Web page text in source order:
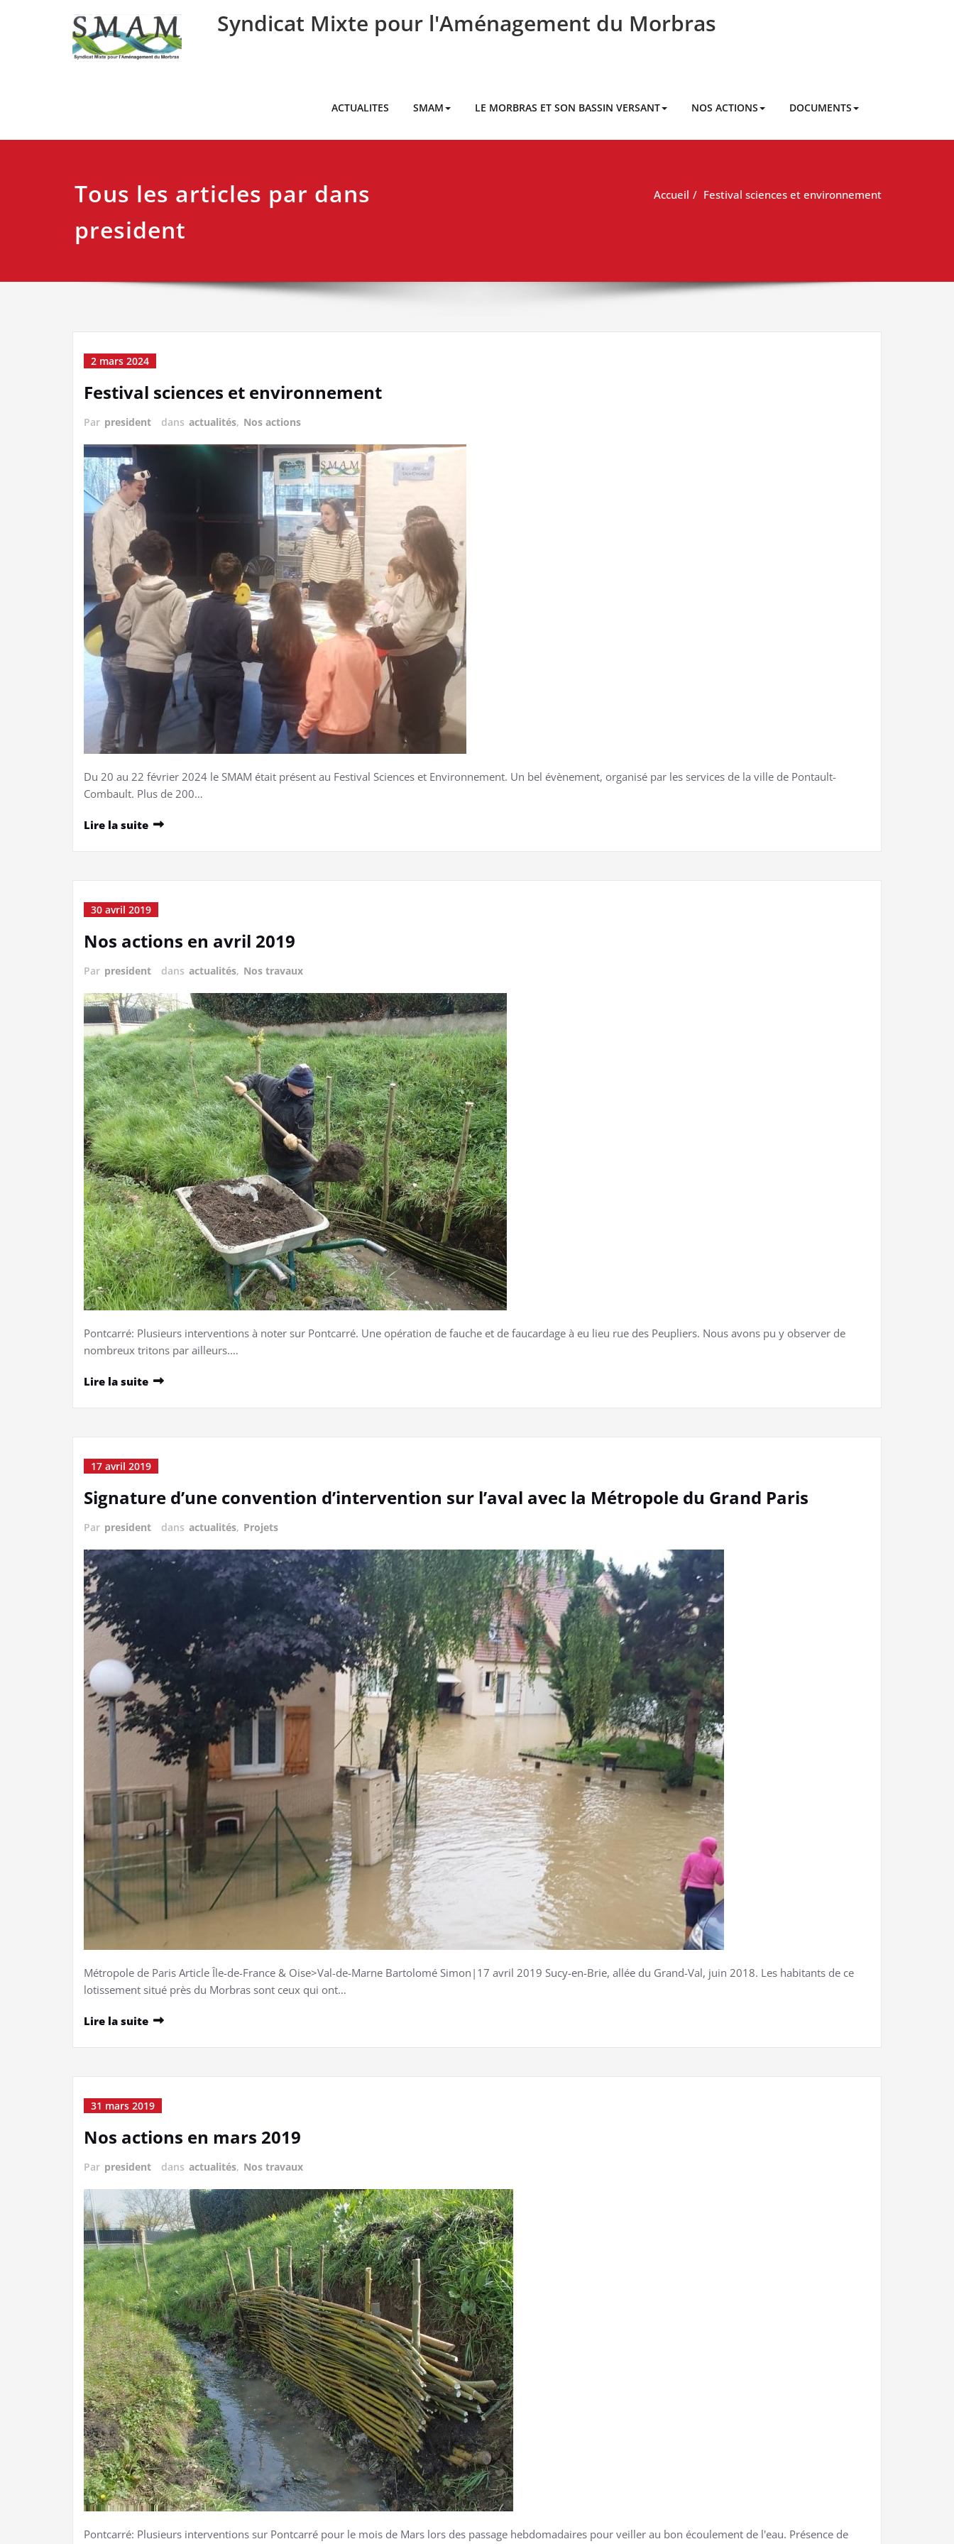
Syndicat Mixte pour l'Aménagement du Morbras
ACTUALITES SMAM LE MORBRAS ET SON BASSIN VERSANT NOS ACTIONS DOCUMENTS
Tous les articles par dans
president
Accueil Festival sciences et environnement
2 mars 2024
Festival sciences et environnement
Par president dans actualités, Nos actions
Du 20 au 22 février 2024 le SMAM était présent au Festival Sciences et Environnement. Un bel évènement, organisé par les services de la ville de Pontault-
Combault. Plus de 200…
Lire la suite
30 avril 2019
Nos actions en avril 2019
Par president dans actualités, Nos travaux
Pontcarré: Plusieurs interventions à noter sur Pontcarré. Une opération de fauche et de faucardage à eu lieu rue des Peupliers. Nous avons pu y observer de
nombreux tritons par ailleurs.…
Lire la suite
17 avril 2019
Signature d’une convention d’intervention sur l’aval avec la Métropole du Grand Paris
Par president dans actualités, Projets
Métropole de Paris Article Île-de-France & Oise>Val-de-Marne Bartolomé Simon|17 avril 2019 Sucy-en-Brie, allée du Grand-Val, juin 2018. Les habitants de ce
lotissement situé près du Morbras sont ceux qui ont…
Lire la suite
31 mars 2019
Nos actions en mars 2019
Par president dans actualités, Nos travaux
Pontcarré: Plusieurs interventions sur Pontcarré pour le mois de Mars lors des passage hebdomadaires pour veiller au bon écoulement de l'eau. Présence de